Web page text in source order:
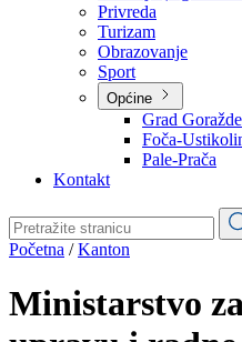
O kantonu
Simboli kantona
Historija (digitalni
Privreda
Turizam
Obrazovanje
Općine
Pale-Prača
Kontakt
Početna/ Kanton